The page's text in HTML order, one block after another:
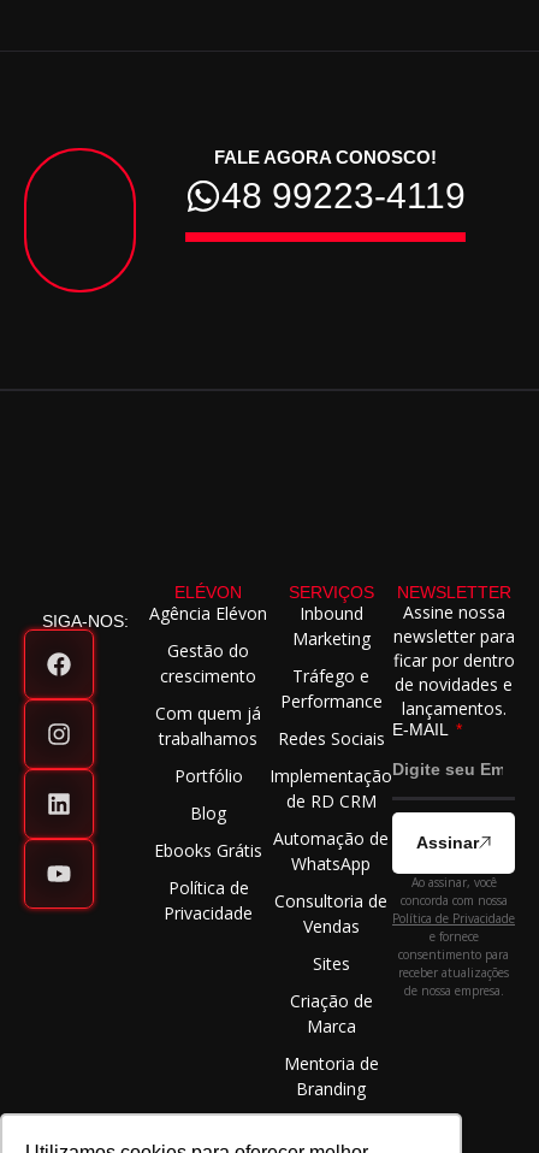
FALE AGORA CONOSCO!
48 99223-4119
SIGA-NOS:
ELÉVON
Agência Elévon
Gestão do
crescimento
Com quem já
trabalhamos
Portfólio
Blog
Ebooks Grátis
Política de
Privacidade
SERVIÇOS
Inbound
Marketing
Tráfego e
Performance
Redes Sociais
Implementação
de RD CRM
Automação de
WhatsApp
Consultoria de
Vendas
Sites
Criação de
Marca
Mentoria de
Branding
NEWSLETTER
Assine nossa
newsletter para
ficar por dentro
de novidades e
lançamentos.
E-MAIL
Assinar
Ao assinar, você
concorda com nossa
Política de Privacidade
e fornece
consentimento para
receber atualizações
de nossa empresa.